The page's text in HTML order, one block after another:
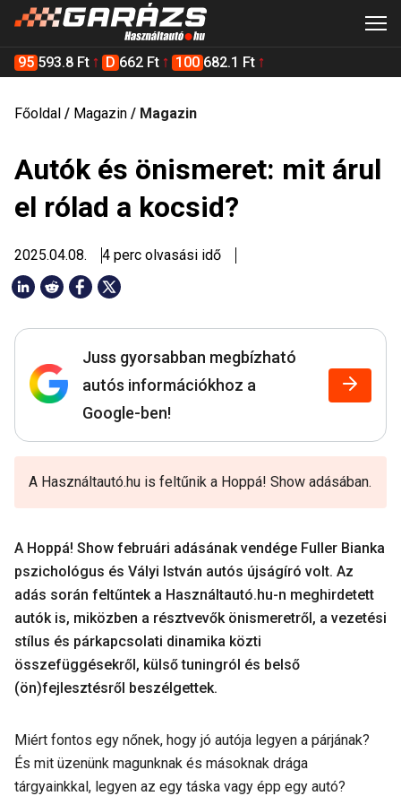
95 593.8 Ft D 662 Ft 100 682.1 Ft
Főoldal / Magazin / Magazin
Autók és önismeret: mit árul
el rólad a kocsid?
2025.04.08. 4 perc olvasási idő
Juss gyorsabban megbízható
autós információkhoz a
Google-ben!
A Használtautó.hu is feltűnik a Hoppá! Show adásában.
A Hoppá! Show februári adásának vendége Fuller Bianka
pszichológus és Vályi István autós újságíró volt. Az
adás során feltűntek a Használtautó.hu-n meghirdetett
autók is, miközben a résztvevők önismeretről, a vezetési
stílus és párkapcsolati dinamika közti
összefüggésekről, külső tuningról és belső
(ön)fejlesztésről beszélgettek.
Miért fontos egy nőnek, hogy jó autója legyen a párjának?
És mit üzenünk magunknak és másoknak drága
tárgyainkkal, legyen az egy táska vagy épp egy autó?